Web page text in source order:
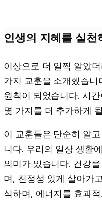
인생의 지혜를 실천
이상으로 더 일찍 알았
가지 교훈을 소개했습
원칙이 되었습니다. 시
몇 가지를 더 추가하게
이 교훈들은 단순히 알
니다. 우리의 일상 생활
의미가 있습니다. 건강
며, 진정성 있게 살아가
식하며, 에너지를 효과